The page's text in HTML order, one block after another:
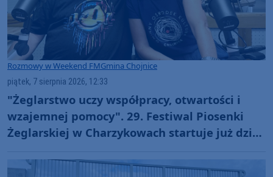
Rozmowy w Weekend FMGmina Chojnice
piątek, 7 sierpnia 2026, 12:33
"Żeglarstwo uczy współpracy, otwartości i
wzajemnej pomocy". 29. Festiwal Piosenki
Żeglarskiej w Charzykowach startuje już dziś.
(ROZMOWA)